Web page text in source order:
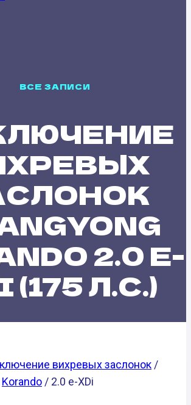
ВСЕ ЗАПИСИ
2.0 E-
(175 Л.С.)
вихревых заслонок /
Korando / 2.0 e-XDi